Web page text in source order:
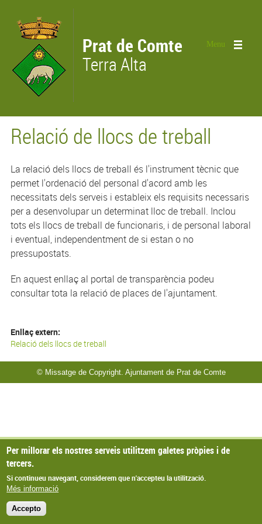
Prat de Comte
Terra Alta
Relació de llocs de treball
La relació dels llocs de treball és l'instrument tècnic que
permet l'ordenació del personal d'acord amb les
necessitats dels serveis i estableix els requisits necessaris
per a desenvolupar un determinat lloc de treball. Inclou
tots els llocs de treball de funcionaris, i de personal laboral
i eventual, independentment de si estan o no
pressupostats.
En aquest enllaç al portal de transparència podeu
consultar tota la relació de places de l'ajuntament.
Enllaç extern:
Relació dels llocs de treball
© Missatge de Copyright. Ajuntament de Prat de Comte
Menu
Per millorar els nostres serveis utilitzem galetes pròpies i de
tercers.
Si continueu navegant, considerem que n'accepteu la utilització.
Més informació
Accepto